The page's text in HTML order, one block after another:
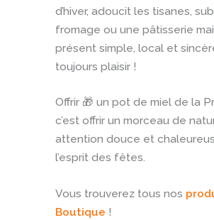
d’hiver, adoucit les tisanes,
fromage ou une pâtisserie
présent simple, local et
toujours plaisir !
Offrir 🎁 un pot de miel de la
c’est offrir un morceau de
attention douce et
l’esprit des fêtes.
Vous trouverez tous nos
Boutique !